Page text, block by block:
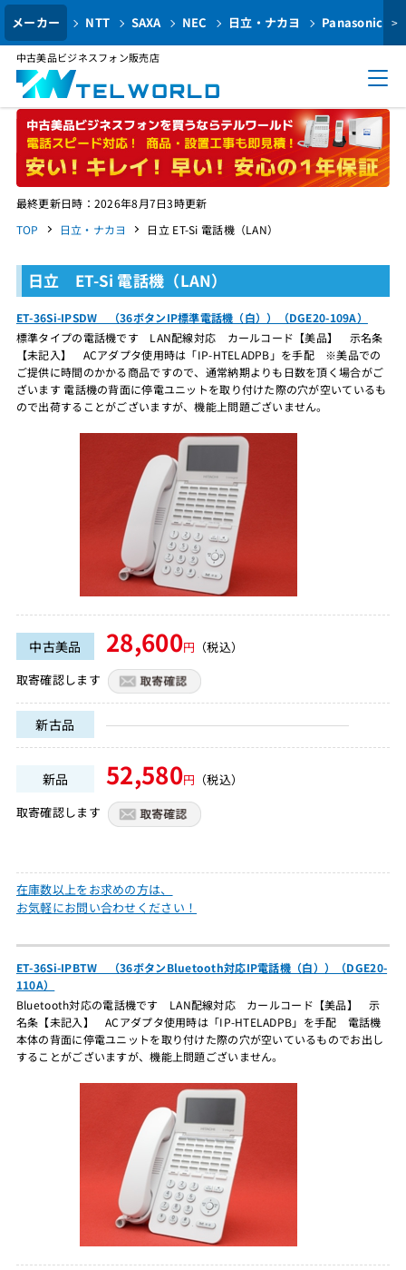
メーカー NTT SAXA NEC 日立・ナカヨ Panasonic >
中古美品ビジネスフォン販売店
最終更新日時：2026年8月7日3時更新
TOP
日立・ナカヨ 日立 ET-Si 電話機（LAN）
日立 ET-Si 電話機（LAN）
ET-36Si-IPSDW （36ボタンIP標準電話機（白））（DGE20-109A）
標準タイプの電話機です LAN配線対応 カールコード【美品】 示名条
【未記入】 ACアダプタ使用時は「IP-HTELADPB」を手配 ※美品での
ご提供に時間のかかる商品ですので、通常納期よりも日数を頂く場合がご
ざいます 電話機の背面に停電ユニットを取り付けた際の穴が空いているも
ので出荷することがございますが、機能上問題ございません。
中古美品 28,600円 （税込）
取寄確認します
新古品
新品 52,580円 （税込）
取寄確認します
在庫数以上をお求めの方は、
お気軽にお問い合わせください！
ET-36Si-IPBTW （36ボタンBluetooth対応IP電話機（白））（DGE20-
110A）
Bluetooth対応の電話機です LAN配線対応 カールコード【美品】 示
名条【未記入】 ACアダプタ使用時は「IP-HTELADPB」を手配 電話機
本体の背面に停電ユニットを取り付けた際の穴が空いているものでお出し
することがございますが、機能上問題ございません。